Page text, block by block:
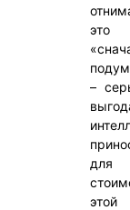
это
–
для
этой